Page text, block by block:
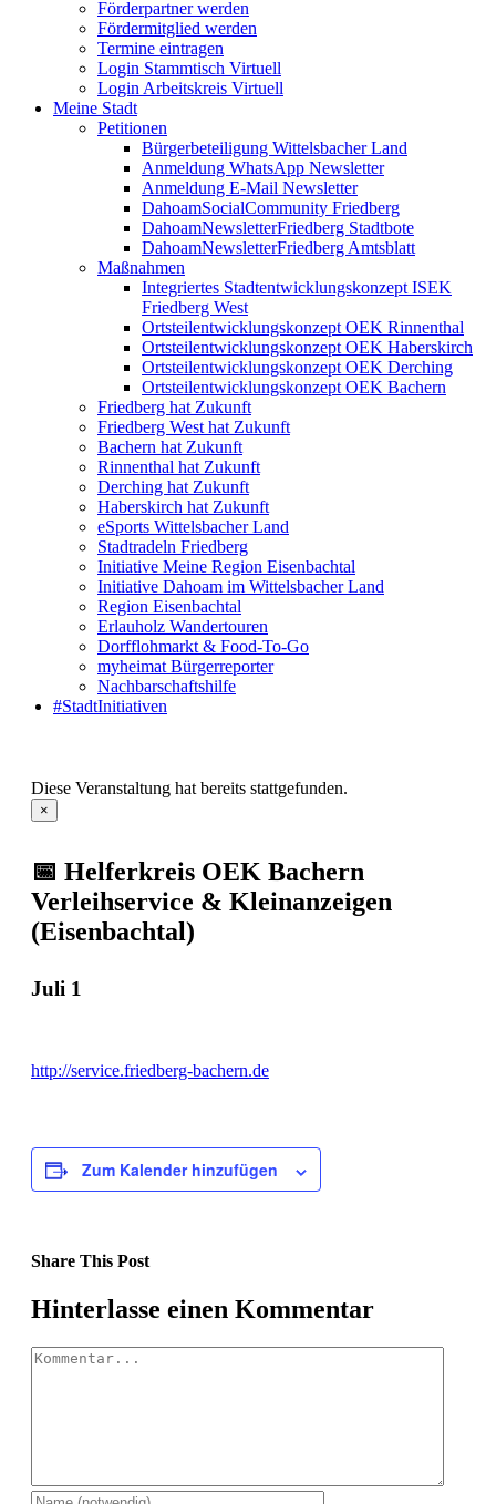
Förderpartner werden
Fördermitglied werden
Termine eintragen
Login Stammtisch Virtuell
Login Arbeitskreis Virtuell
Meine Stadt
Petitionen
Bürgerbeteiligung Wittelsbacher Land
Anmeldung WhatsApp Newsletter
Anmeldung E-Mail Newsletter
DahoamSocialCommunity Friedberg
DahoamNewsletterFriedberg Stadtbote
DahoamNewsletterFriedberg Amtsblatt
Maßnahmen
Integriertes Stadtentwicklungskonzept ISEK
Friedberg West
Ortsteilentwicklungskonzept OEK Rinnenthal
Ortsteilentwicklungskonzept OEK Haberskirch
Ortsteilentwicklungskonzept OEK Derching
Ortsteilentwicklungskonzept OEK Bachern
Friedberg hat Zukunft
Friedberg West hat Zukunft
Bachern hat Zukunft
Rinnenthal hat Zukunft
Derching hat Zukunft
Haberskirch hat Zukunft
eSports Wittelsbacher Land
Stadtradeln Friedberg
Initiative Meine Region Eisenbachtal
Initiative Dahoam im Wittelsbacher Land
Region Eisenbachtal
Erlauholz Wandertouren
Dorfflohmarkt & Food-To-Go
myheimat Bürgerreporter
Nachbarschaftshilfe
#StadtInitiativen
Diese Veranstaltung hat bereits stattgefunden.
×
📅 Helferkreis OEK Bachern
Verleihservice & Kleinanzeigen
(Eisenbachtal)
Juli 1
http://service.friedberg-bachern.de
Zum Kalender hinzufügen
Share This Post
Facebook
X
LinkedIn
Pinterest
Hinterlasse einen Kommentar
Kommentar